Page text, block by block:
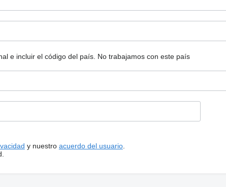
e incluir el código del país. No trabajamos con este país
y nuestro acuerdo del usuario.